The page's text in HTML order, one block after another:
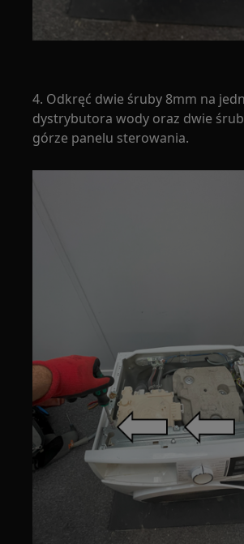
4. Odkręć dwie śruby 8mm na
dystrybutora wody oraz dwie
górze panelu sterowania.